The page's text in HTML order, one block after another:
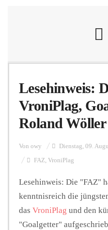
Lesehinweis:
VroniPlag,
Roland Wöller
Von owy Dienstag, 09.
FAZ, VroniPlag
Lesehinweis: Die "FAZ"
kenntnisreich die
das VroniPlag und den
"Goalgetter"